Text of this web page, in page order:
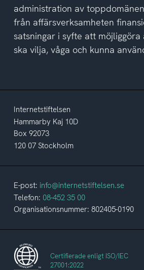
administration av
från affärsverksamheten
satsningar i syfte att
ska vilja, våga och kunna
Internetstiftelsen
Hammarby Kaj 10D
Box 92073
120 07 Stockholm
E-post: info@internetstiftelsen.se
Telefon: 08-452 35 00
Organisationsnummer: 802405-0190
Certifierade enligt ISO/IEC
27001:2022